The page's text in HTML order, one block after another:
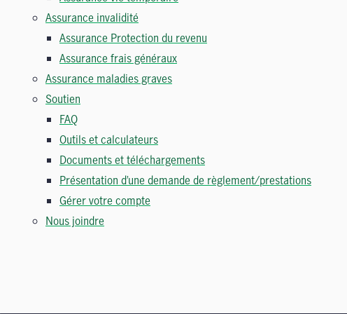
Assurance invalidité
Assurance Protection du revenu
Assurance frais généraux
Assurance maladies graves
Soutien
FAQ
Outils et calculateurs
Documents et téléchargements
Présentation d’une demande de règlement/prestations
Gérer votre compte
Nous joindre